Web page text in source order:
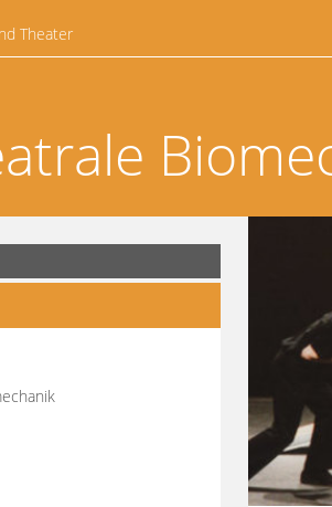
Theater